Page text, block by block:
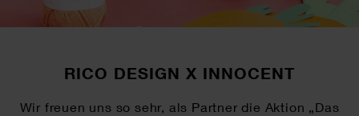
RICO DESIGN X INNOCENT
Wir freuen uns so sehr, als Partner die Aktion „Das